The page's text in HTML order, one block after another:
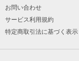
お問い合わせ
サービス利用規約
特定商取引法に基づく表示